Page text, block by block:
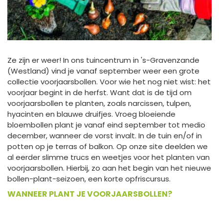
Ze zijn er weer! In ons tuincentrum in 's-Gravenzande
(Westland) vind je vanaf september weer een grote
collectie voorjaarsbollen. Voor wie het nog niet wist: het
voorjaar begint in de herfst. Want dat is de tijd om
voorjaarsbollen te planten, zoals narcissen, tulpen,
hyacinten en blauwe druifjes. Vroeg bloeiende
bloembollen plant je vanaf eind september tot medio
december, wanneer de vorst invalt. In de tuin en/of in
potten op je terras of balkon. Op onze site deelden we
al eerder slimme trucs en weetjes voor het planten van
voorjaarsbollen. Hierbij, zo aan het begin van het nieuwe
bollen-plant-seizoen, een korte opfriscursus.
WANNEER PLANT JE VOORJAARSBOLLEN?